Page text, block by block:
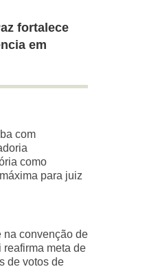
fortalece
em
com
como
para juiz
na convenção de
reafirma meta de
de votos de